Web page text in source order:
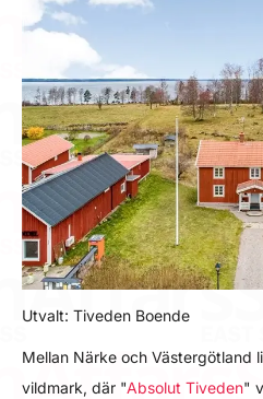
Utvalt: Tiveden Boende
Mellan Närke och Västergötland
vildmark, där "Absolut Tiveden"